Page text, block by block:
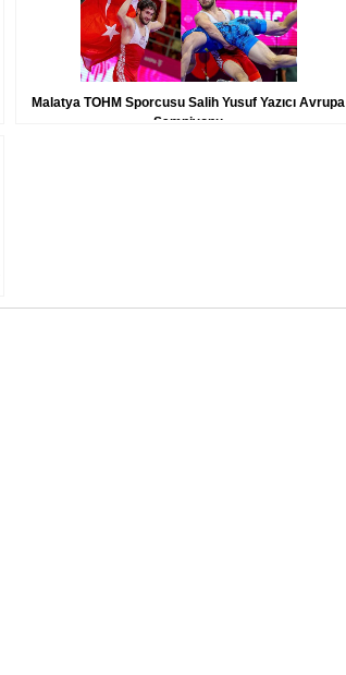
Malatya TOHM Sporcusu Salih Yusuf Yazıcı Avrupa
Şampiyonu